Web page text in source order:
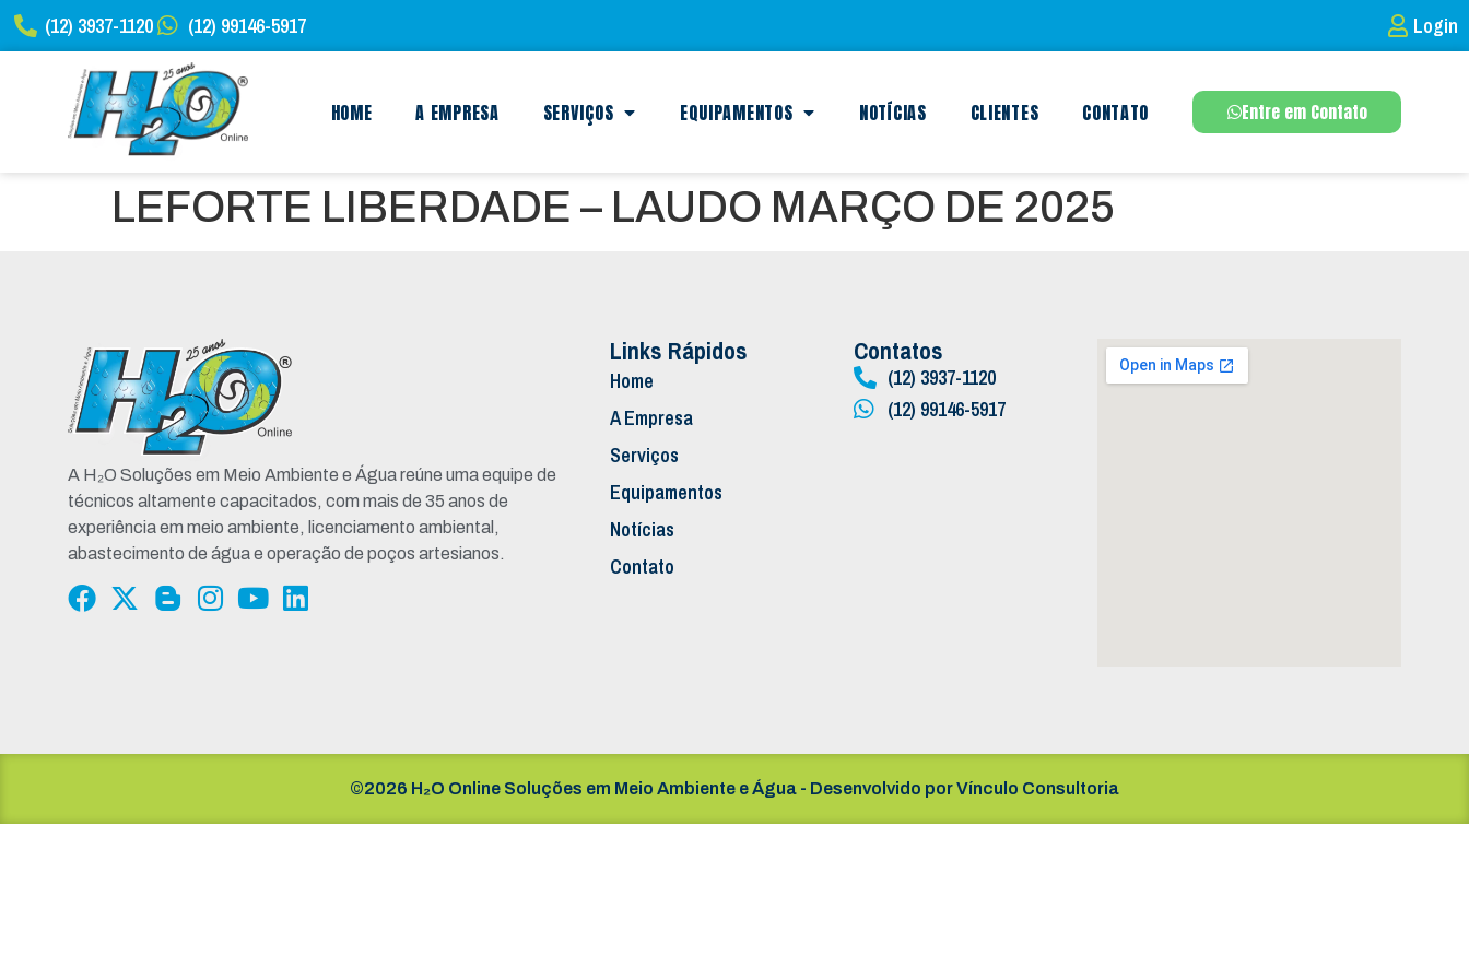
(12) 3937-1120 (12) 99146-5917 Login
HOME A EMPRESA SERVIÇOS EQUIPAMENTOS NOTÍCIAS CLIENTES CONTATO Entre em Contato
LEFORTE LIBERDADE – LAUDO MARÇO DE 2025
A H₂O Soluções em Meio Ambiente e Água reúne uma equipe de
técnicos altamente capacitados, com mais de 35 anos de
experiência em meio ambiente, licenciamento ambiental,
abastecimento de água e operação de poços artesianos.
Links Rápidos
Home
A Empresa
Serviços
Equipamentos
Notícias
Contato
Contatos
(12) 3937-1120
(12) 99146-5917
©2026 H₂O Online Soluções em Meio Ambiente e Água - Desenvolvido porVínculo Consultoria